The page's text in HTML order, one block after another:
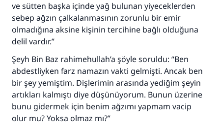
ve sütten başka içinde yağ bulunan yiyeceklerden
sebep ağzın çalkalanmasının zorunlu bir emir
olmadığına aksine kişinin tercihine bağlı olduğuna
delil vardır.”
Şeyh Bin Baz rahimehullah’a şöyle soruldu: “Ben
abdestliyken farz namazın vakti gelmişti. Ancak ben
bir şey yemiştim. Dişlerimin arasında yediğim şeyin
artıkları kalmıştı diye düşünüyorum. Bunun üzerine
bunu gidermek için benim ağzımı yapmam vacip
olur mu? Yoksa olmaz mı?”
Ümmete cevapları ulaştırmak için bizi destekle
Rasulullah ﷺ şöyle dedi:
Her kim bir hayra yol gösterirse , hayrı yapan
(MUSLIM 1893)
Şimdi katkı yapın!